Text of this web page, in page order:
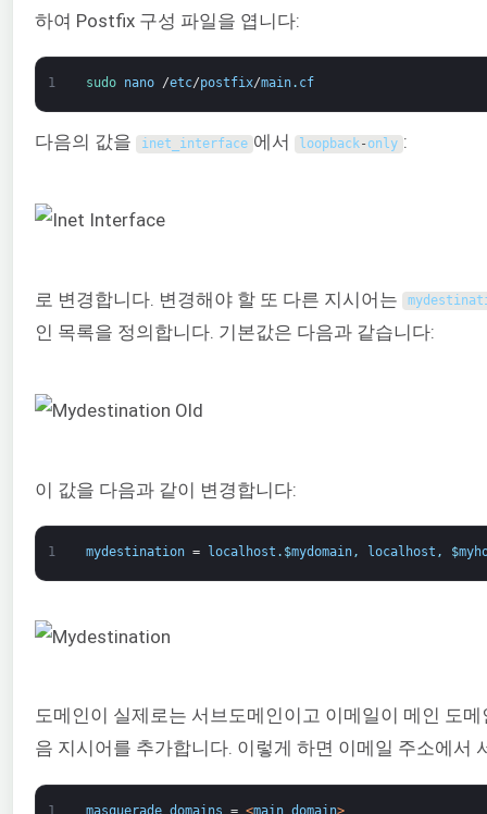
하여 Postfix 구성 파일을 엽니다:
1 sudo nano /etc/postfix/main. cf
다음의 값을 inet_interface 에서 loopback- only :
로 변경합니다. 변경해야 할 또 다른 지시어는
인 목록을 정의합니다. 기본값은 다음과 같습니다:
이 값을 다음과 같이 변경합니다:
1 mydestination = localhost . $mydomain, localhost , $
도메인이 실제로는 서브도메인이고 이메일이 메인 도
음 지시어를 추가합니다. 이렇게 하면 이메일 주소에서
1 masquerade_domains = <main_domain>